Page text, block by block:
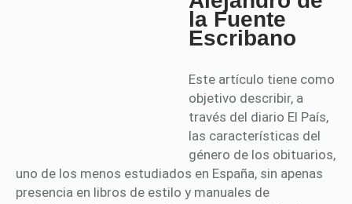
la Fuente
Escribano
Este artículo tiene como
objetivo describir, a
través del diario El País,
las características del
género de los obituarios,
uno de los menos estudiados en España, sin apenas
presencia en libros de estilo y manuales de